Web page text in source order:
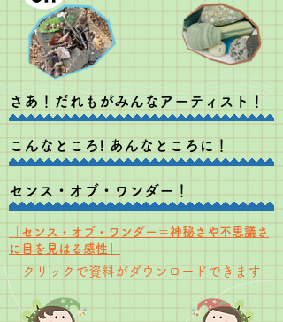
さあ！だれもがみんなアーティスト！
こんなところ! あんなところに！
センス・オブ・ワンダー！
​クリックで資料がダウンロードできます
​「センス・オブ・ワンダー＝神秘さや不思議さ
に目を見はる感性」